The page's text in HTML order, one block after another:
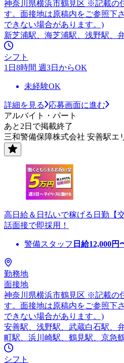
神奈川県横浜市鶴見区 ※記載の
す。面接地は原稿内をご参照下
できない場合があります。)
新芝浦駅、海芝浦駅、浅野駅、
シフト
1日8時間 週3日からOK
未経験OK
詳細を見る
応募画面に進む
アルバイト・パート
あと2日で掲載終了
三和警備保障株式会社 安善駅エ
高日給＆日払いで稼げる日勤【
話面接で即採用！
警備スタッフ 日給12,000円
勤務地
面接地
神奈川県横浜市鶴見区 ※記載の
す。面接地は原稿内をご参照下
できない場合があります。)
安善駅、浅野駅、武蔵白石駅、
町駅、浜川崎駅、鶴見駅、京急
シフト